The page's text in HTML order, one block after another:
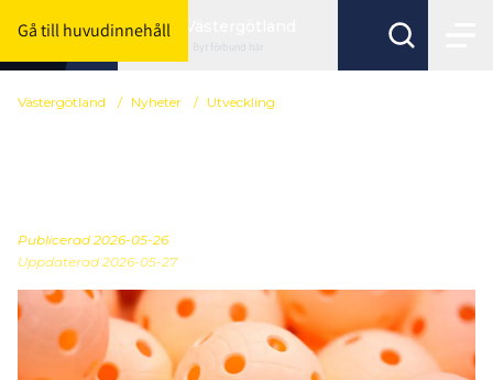
Gå till huvudinnehåll
Byt förbund här
Västergötland / Nyheter / Utveckling
Publicerad 2026-05-26
Uppdaterad 2026-05-27